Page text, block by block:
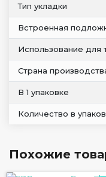
Тип укладки
Встроенная
Использование для
Страна
В 1 упаковке
Количество в
Похожие